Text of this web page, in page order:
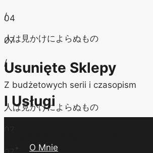
/
人は見かけによらぬもの
Usunięte Sklepy
I Usługi
04
07
/
Z budżetowych serii i czasopism
人は見かけによらぬもの
O Mnie